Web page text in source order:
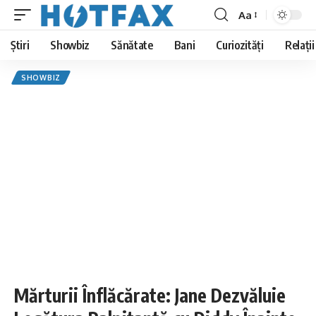
Font
Resizer
Aa
Știri Showbiz Sănătate Bani Curiozități Relații
SHOWBIZ
Mărturii Înflăcărate: Jane Dezvăluie